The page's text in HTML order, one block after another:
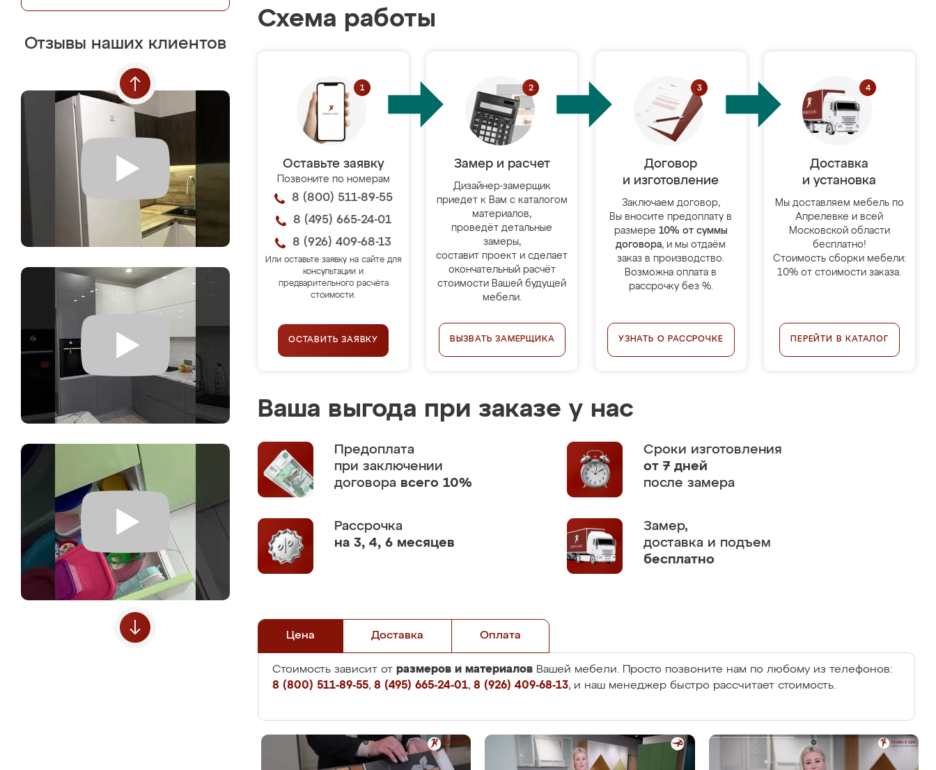
Отзывы наших клиентов
Схема работы
Оставьте заявку
Позвоните по номерам
8 (800) 511-89-55
8 (495) 665-24-01
8 (926) 409-68-13
Или оставьте заявку на сайте для
консультации и
предварительного расчёта
стоимости.
ОСТАВИТЬ ЗАЯВКУ
Замер и расчет
Дизайнер-замерщик
приедет к Вам с каталогом
материалов,
проведёт детальные
замеры,
составит проект и сделает
окончательный расчёт
стоимости Вашей будущей
мебели.
ВЫЗВАТЬ ЗАМЕРЩИКА
Договор
и изготовление
Заключаем договор,
Вы вносите предоплату в
размере 10% от суммы
договора, и мы отдаём
заказ в производство.
Возможна оплата в
рассрочку без %.
УЗНАТЬ О РАССРОЧКЕ
Доставка
и установка
Мы доставляем мебель по
Апрелевке и всей
Московской области
бесплатно!
Стоимость сборки мебели:
10% от стоимости заказа.
ПЕРЕЙТИ В КАТАЛОГ
Ваша выгода при заказе у нас
Предоплата
при заключении
договора всего 10%
Сроки изготовления
от 7 дней
после замера
Рассрочка
на 3, 4, 6 месяцев
Замер,
доставка и подъем
бесплатно
Цена Доставка Оплата
Стоимость зависит от размеров и материалов Вашей мебели. Просто позвоните нам по любому из телефонов:
8 (800) 511-89-55, 8 (495) 665-24-01, 8 (926) 409-68-13, и наш менеджер быстро рассчитает стоимость.